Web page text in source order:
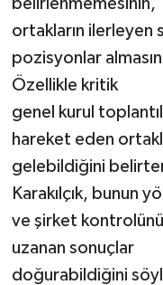
ortakların ilerleyen
pozisyonlar
Özellikle kritik
genel kurul
hareket eden
gelebildiğini
Karakılçık, bunun
ve şirket
uzanan sonuçlar
doğurabildiğini